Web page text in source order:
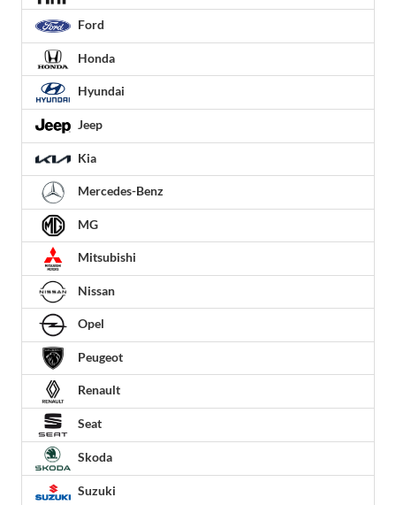
Ford
Honda
Hyundai
Jeep
Kia
Mercedes-Benz
MG
Mitsubishi
Nissan
Opel
Peugeot
Renault
Seat
Skoda
Suzuki